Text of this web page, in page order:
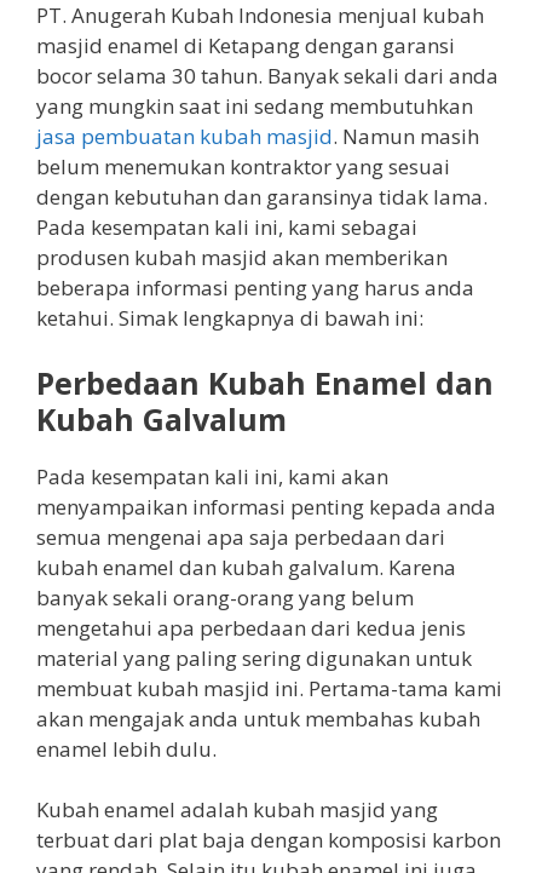
PT. Anugerah Kubah Indonesia menjual kubah
masjid enamel di Ketapang dengan garansi
bocor selama 30 tahun. Banyak sekali dari anda
yang mungkin saat ini sedang membutuhkan
jasa pembuatan kubah masjid. Namun masih
belum menemukan kontraktor yang sesuai
dengan kebutuhan dan garansinya tidak lama.
Pada kesempatan kali ini, kami sebagai
produsen kubah masjid akan memberikan
beberapa informasi penting yang harus anda
ketahui. Simak lengkapnya di bawah ini:
Perbedaan Kubah Enamel dan
Kubah Galvalum
Pada kesempatan kali ini, kami akan
menyampaikan informasi penting kepada anda
semua mengenai apa saja perbedaan dari
kubah enamel dan kubah galvalum. Karena
banyak sekali orang-orang yang belum
mengetahui apa perbedaan dari kedua jenis
material yang paling sering digunakan untuk
membuat kubah masjid ini. Pertama-tama kami
akan mengajak anda untuk membahas kubah
enamel lebih dulu.
Kubah enamel adalah kubah masjid yang
terbuat dari plat baja dengan komposisi karbon